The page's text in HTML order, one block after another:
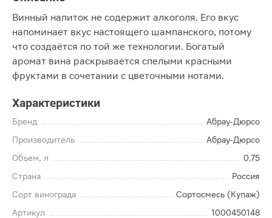
Винный напиток не содержит алкоголя. Его вкус
напоминает вкус настоящего шампанского, потому
что создаётся по той же технологии. Богатый
аромат вина раскрывается спелыми красными
фруктами в сочетании с цветочными нотами.
Характеристики
Бренд
Абрау-Дюрсо
Производитель
Абрау-Дюрсо
Объем, л
0.75
Страна
Россия
Сорт винограда
Сортосмесь (Купаж)
Артикул
1000450148